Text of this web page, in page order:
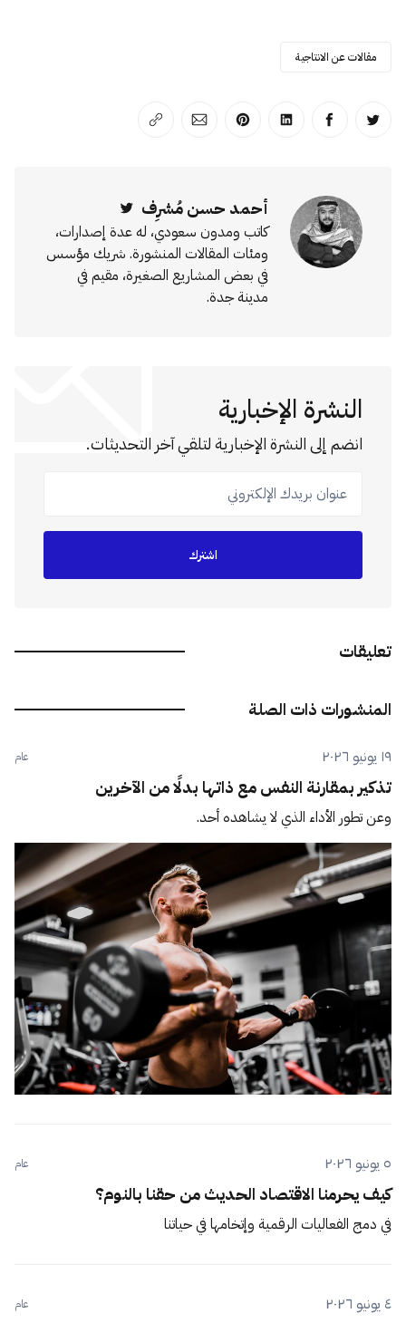
مقالات عن الانتاجية
انشر على تويترانشر على الفيسبوك
انشر على لينكد إن
انشر على بينترست
انشر على الإيميل
انسخ الرابط
أحمد حسن مُشرِف
كاتب ومدون سعودي، له عدة إصدارات،
ومئات المقالات المنشورة. شريك مؤسس
في بعض المشاريع الصغيرة، مقيم في
مدينة جدة.
النشرة الإخبارية
انضم إلى النشرة الإخبارية لتلقي آخر التحديثات.
عنوان بريدك الإلكتروني
اشترك
تعليقات
المنشورات ذات الصلة
١٩ يونيو ٢٠٢٦ عام
تذكير بمقارنة النفس مع ذاتها بدلًا من الآخرين
وعن تطور الأداء الذي لا يشاهده أحد.
٥ يونيو ٢٠٢٦ عام
كيف يحرمنا الاقتصاد الحديث من حقنا بالنوم؟
في دمج الفعاليات الرقمية وإتخامها في حياتنا
٤ يونيو ٢٠٢٦ عام